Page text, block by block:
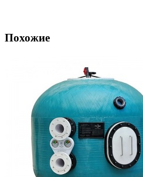
Похожие